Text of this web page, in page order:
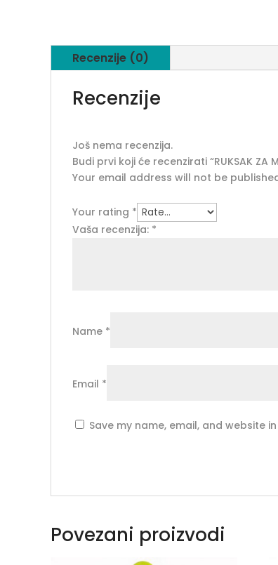
Recenzije (0)
Recenzije
Još nema recenzija.
Budi prvi koji će recenzirati “RUKSAK ZA
Your email address will not be
Your rating *
Vaša recenzija: *
Name *
Email *
Save my name, email, and website
Povezani proizvodi